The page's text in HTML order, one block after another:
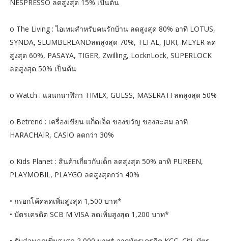
NESPRESSO ลดสูงสุด 15% เป็นต้น
o The Living : ไอเทมสำหรับคนรักบ้าน ลดสูงสุด 80% อาทิ LOTUS,
SYNDA, SLUMBERLANDลดสูงสุด 70%, TEFAL, JUKI, MEYER ลด
สูงสุด 60%, PASAYA, TIGER, Zwilling, LocknLock, SUPERLOCK
ลดสูงสุด 50% เป็นต้น
o Watch : แผนกนาฬิกา TIMEX, GUESS, MASERATI ลดสูงสุด 50%
o Betrend : เครื่องเขียน แก็ดเจ็ต ของขวัญ ของสะสม อาทิ
HARACHAIR, CASIO ลดกว่า 30%
o Kids Planet : สินค้าเกี่ยวกับเด็ก ลดสุงสุด 50% อาทิ PUREEN,
PLAYMOBIL, PLAYGO ลดสูงสุดกว่า 40%
• กรอกโค้ดลดเพิ่มสูงสุด 1,500 บาท*
• บัตรเครดิต SCB M VISA ลดเพิ่มสูงสุด 1,200 บาท*